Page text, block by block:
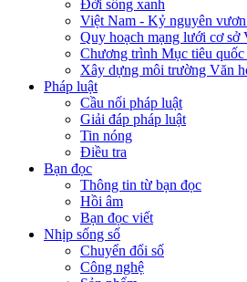
Đời sống xanh
Việt Nam - Kỷ nguyên
Quy hoạch mạng lưới cơ
Chương trình Mục tiêu quốc
Xây dựng môi trường Văn
Pháp luật
Cầu nối pháp luật
Giải đáp pháp luật
Tin nóng
Điều tra
Bạn đọc
Thông tin từ bạn đọc
Hồi âm
Bạn đọc viết
Nhịp sống số
Chuyển đổi số
Công nghệ